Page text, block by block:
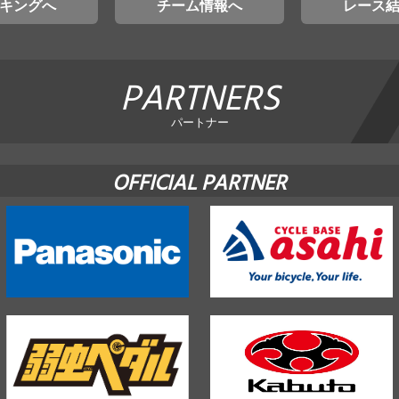
ングへ チーム情報へ レース
PARTNERS
パートナー
OFFICIAL PARTNER